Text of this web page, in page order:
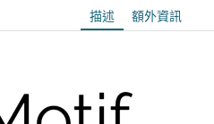
描述 額外資訊